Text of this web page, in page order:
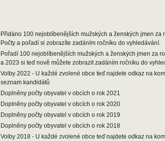
Přidáno 100 nejoblíbenějších mužských a ženských jmen za
Počty a pořadí si zobrazíte zadáním ročníku do vyhledávání.
Pořadí 100 nejoblíbenějších mužských a ženských jmen za
a 2023 si teď nově můžete zobrazit zadáním ročníku do
Volby 2022 - U každé zvolené obce teď najdete odkaz na
seznam kandidátů
Doplněny počty obyvatel v obcích o rok 2021
Doplněny počty obyvatel v obcích o rok 2020
Doplněny počty obyvatel v obcích o rok 2019
Doplněny počty obyvatel v obcích o rok 2018
Volby 2018 - U každé zvolené obce teď najdete odkaz na